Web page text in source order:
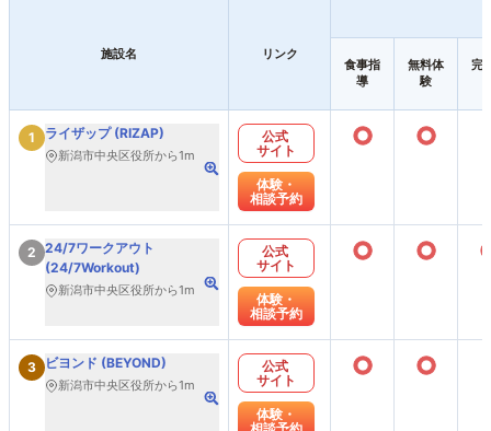
施設名 リンク
食事指
導
無料体
験
完
1 ライザップ (RIZAP)
新潟市中央区役所から1m
公式
サイト
体験・
相談予約
○ ○
2 24/7ワークアウト
(24/7Workout)
新潟市中央区役所から1m
公式
サイト
体験・
相談予約
○ ○
3 ビヨンド (BEYOND)
新潟市中央区役所から1m
公式
サイト
体験・
○ ○